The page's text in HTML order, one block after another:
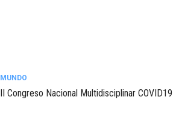
MUNDO
II Congreso Nacional Multidisciplinar COVID19